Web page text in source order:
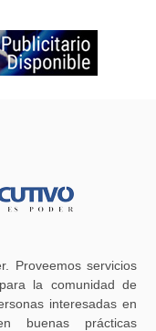
Proveemos servicios
la comunidad de
interesadas en
buenas prácticas